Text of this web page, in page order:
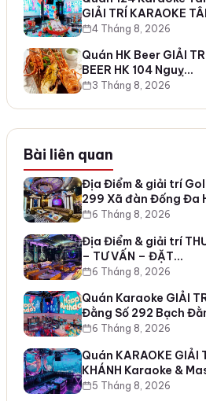
GIẢI TRÍ KARAOKE
4 Tháng 8, 2026
Quán HK Beer GIẢI
BEER HK 104 Nguỵ…
3 Tháng 8, 2026
Bài liên quan
Địa Điểm & giải trí
299 Xã đàn Đống Đa
6 Tháng 8, 2026
Địa Điểm & giải trí
– TƯ VẤN – ĐẶT…
6 Tháng 8, 2026
Quán Karaoke GIẢI
Đằng Số 292 Bạch
6 Tháng 8, 2026
Quán KARAOKE GIẢI
KHÁNH Karaoke &
5 Tháng 8, 2026